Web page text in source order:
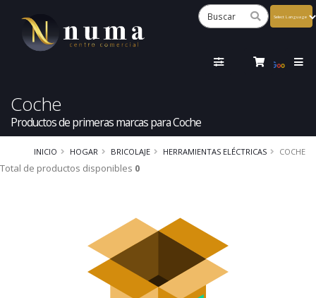
Coche
Productos de primeras marcas para Coche
INICIO HOGAR BRICOLAJE HERRAMIENTAS ELÉCTRICAS COCHE
Total de productos disponibles 0